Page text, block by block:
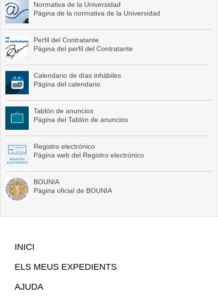
Normativa de la Universidad
Página de la normativa de la Universidad
Perfil del Contratante
Página del perfil del Contratante
Calendario de días inhábiles
Página del calendario
Tablón de anuncios
Página del Tablón de anuncios
Registro electrónico
Página web del Registro electrónico
BOUNIA
Página oficial de BOUNIA
Mapa
Web
INICI
ELS MEUS EXPEDIENTS
AJUDA